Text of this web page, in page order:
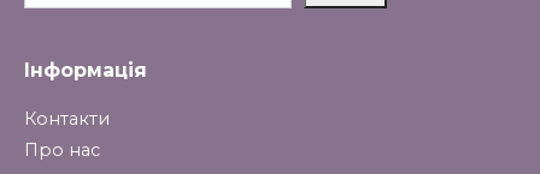
Інформація
Контакти
Про нас